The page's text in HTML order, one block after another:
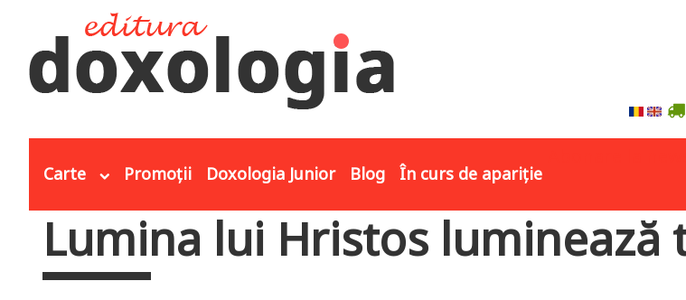
Carte Promoții Doxologia Junior Blog În curs de apariție
Eşti aici
Lumina lui Hristos